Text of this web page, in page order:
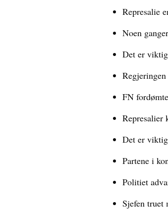
Represalie
Noen
Det er
FN
Represalier
Det er
Partene i
Politiet
Sjefen truet